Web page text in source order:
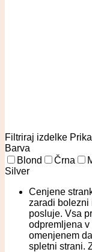
Filtriraj izdelke
Barva
Blond
Črna
Silver
Cenjene
zaradi bolezni
posluje. Vsa
odpremljena v
omenjenem
spletni strani.